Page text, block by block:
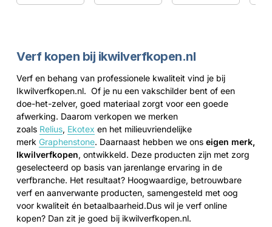
Verf kopen bij ikwilverfkopen.nl
Verf en behang van professionele kwaliteit vind je bij
Ikwilverfkopen.nl. Of je nu een vakschilder bent of een
doe-het-zelver, goed materiaal zorgt voor een goede
afwerking. Daarom verkopen we merken
zoals Relius, Ekotex en het milieuvriendelijke
merk Graphenstone. Daarnaast hebben we ons eigen merk,
Ikwilverfkopen, ontwikkeld. Deze producten zijn met zorg
geselecteerd op basis van jarenlange ervaring in de
verfbranche. Het resultaat? Hoogwaardige, betrouwbare
verf en aanverwante producten, samengesteld met oog
voor kwaliteit én betaalbaarheid.Dus wil je verf online
kopen? Dan zit je goed bij ikwilverfkopen.nl.